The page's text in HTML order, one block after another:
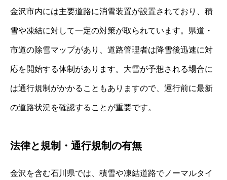
金沢市内には主要道路に消雪装置が設置されており、積
雪や凍結に対して一定の対策が取られています。県道・
市道の除雪マップがあり、道路管理者は降雪後迅速に対
応を開始する体制があります。大雪が予想される場合に
は通行規制がかかることもありますので、運行前に最新
の道路状況を確認することが重要です。
法律と規制・通行規制の有無
金沢を含む石川県では、積雪や凍結道路でノーマルタイ